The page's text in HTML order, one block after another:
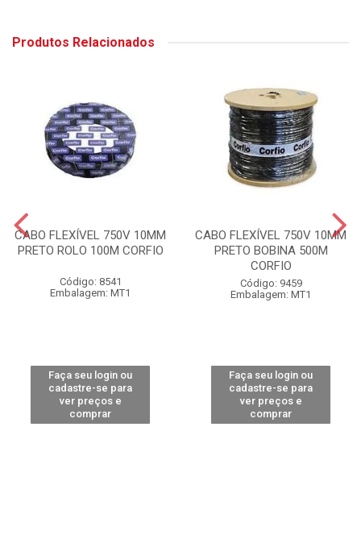
Produtos Relacionados
CABO FLEXÍVEL 750V 10MM
PRETO ROLO 100M CORFIO
Código: 8541
Embalagem: MT1
Faça seu login ou
cadastre-se para
ver preços e
comprar
CABO FLEXÍVEL 750V 10MM
PRETO BOBINA 500M
CORFIO
Código: 9459
Embalagem: MT1
Faça seu login ou
cadastre-se para
ver preços e
comprar